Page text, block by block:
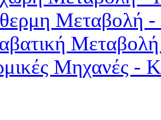
Μεταβολή
Μηχανές -